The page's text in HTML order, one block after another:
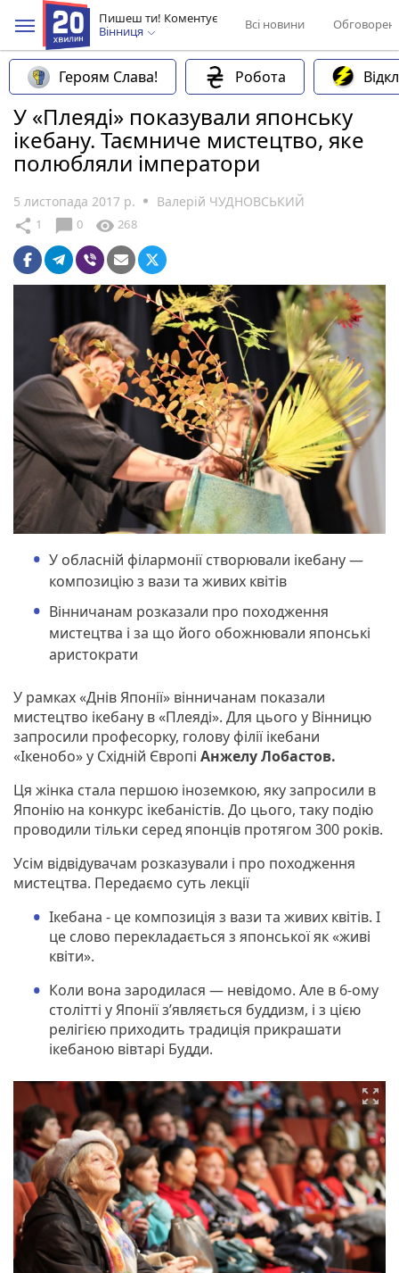
Пишеш ти! Коментує
Вінниця
Всі новини
Героям Слава! Робота
У «Плеяді» показували японську
ікебану. Таємниче мистецтво, яке
полюбляли імператори
5 листопада 2017 р. Валерій ЧУДНОВСЬКИЙ
share 1 chat_bubble 0 visibility 268
У обласній філармонії створювали ікебану —
композицію з вази та живих квітів
Вінничанам розказали про походження
мистецтва і за що його обожнювали японські
аристократи
У рамках «Днів Японії» вінничанам показали
мистецтво ікебану в «Плеяді». Для цього у Вінницю
запросили професорку, голову філії ікебани
«Ікенобо» у Східній Європі Анжелу Лобастов.
Ця жінка стала першою іноземкою, яку запросили в
Японію на конкурс ікебаністів. До цього, таку подію
проводили тільки серед японців протягом 300 років.
Усім відвідувачам розказували і про походження
мистецтва. Передаємо суть лекції
Ікебана - це композиція з вази та живих квітів. І
це слово перекладається з японської як «живі
квіти».
Коли вона зародилася — невідомо. Але в 6-ому
столітті у Японії з’являється буддизм, і з цією
релігією приходить традиція прикрашати
ікебаною вівтарі Будди.
